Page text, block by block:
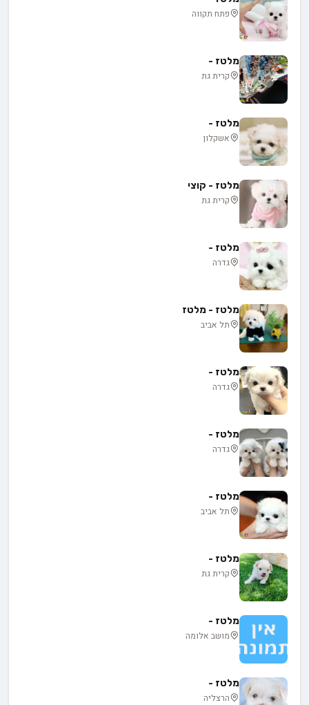
פתח תקווה
מלטז -
קרית גת
מלטז -
אשקלון
מלטז - קוצי
קרית גת
מלטז -
גדרה
מלטז - מלטז
תל אביב
מלטז -
גדרה
מלטז -
גדרה
מלטז -
תל אביב
מלטז -
קרית גת
מלטז -
מושב אלומה
מלטז -
הרצליה